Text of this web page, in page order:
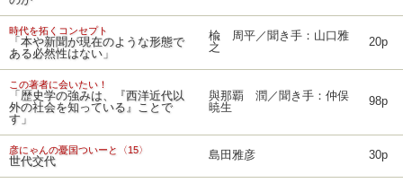
時代を拓くコンセプト
「本や新聞が現在のような形態で
ある必然性はない」
楡 周平／聞き手：山口雅
之
20p
この著者に会いたい！
「歴史学の強みは、『西洋近代以
外の社会を知っている』ことで
す」
與那覇 潤／聞き手：仲俣
暁生
98p
彦にゃんの憂国ついーと〈15〉
世代交代 島田雅彦 30p